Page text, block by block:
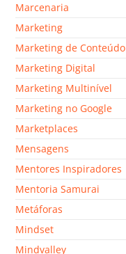
Marcenaria
Marketing
Marketing de Conteúdo
Marketing Digital
Marketing Multinível
Marketing no Google
Marketplaces
Mensagens
Mentores Inspiradores
Mentoria Samurai
Metáforas
Mindset
Mindvalley